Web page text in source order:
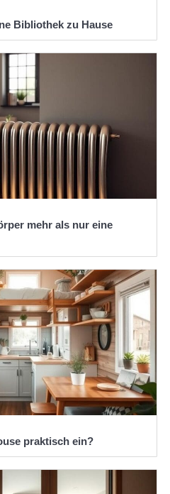
Bibliothek zu Hause
mehr als nur eine
praktisch ein?